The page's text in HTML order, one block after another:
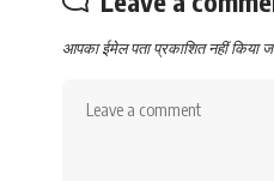
आपका ईमेल पता प्रकाशित नहीं किया